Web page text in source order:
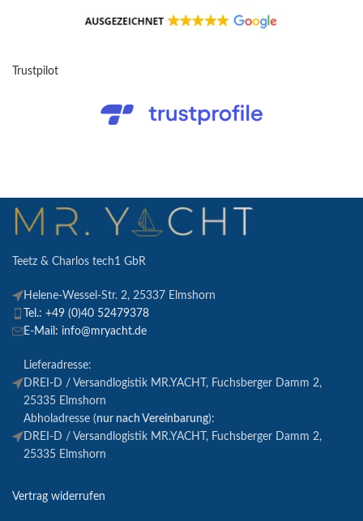
Trustpilot
Teetz & Charlos tech1 GbR
Helene-Wessel-Str. 2, 25337 Elmshorn
Tel.: +49 (0)40 52479378
E-Mail: info@mryacht.de
Lieferadresse:
DREI-D / Versandlogistik MR.YACHT, Fuchsberger Damm 2,
25335 Elmshorn
Abholadresse (nur nach Vereinbarung):
DREI-D / Versandlogistik MR.YACHT, Fuchsberger Damm 2,
25335 Elmshorn
Vertrag widerrufen